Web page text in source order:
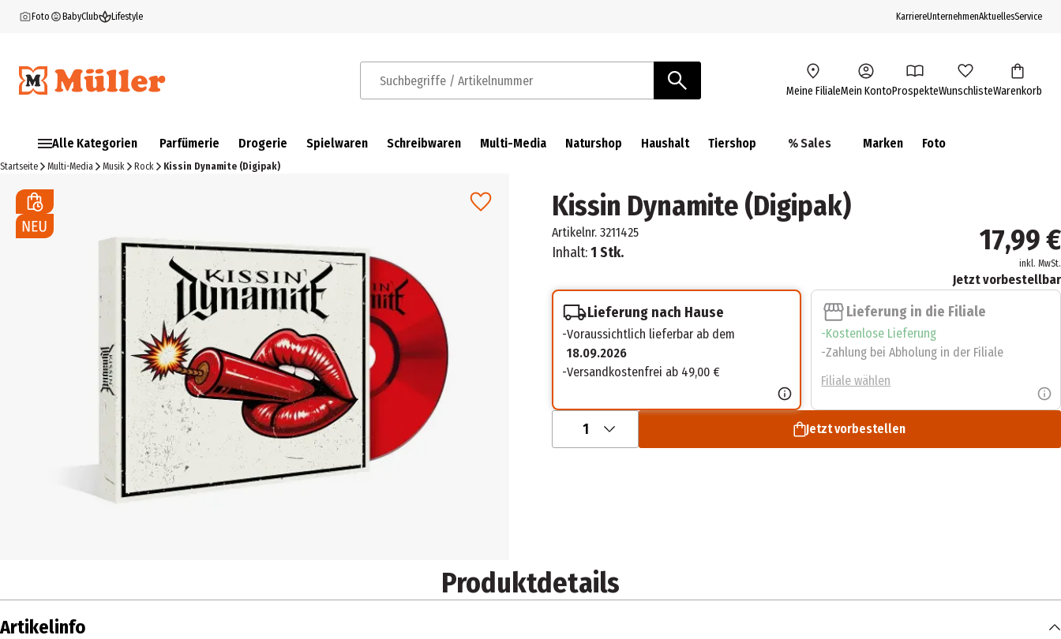
Foto BabyClub Lifestyle KarriereUnternehmenAktuellesService
Suchbegriffe / Artikelnummer Meine FilialeMein KontoProspekteWunschlisteWarenkorb
Alle Kategorien Parfümerie Drogerie Spielwaren Schreibwaren Multi-Media Naturshop Haushalt Tiershop % Sales Marken Foto
Startseite Multi-Media Musik Rock Kissin Dynamite (Digipak)
Kissin Dynamite (Digipak)
Artikelnr. 3211425
Inhalt:1 Stk. 17,99 €
inkl. MwSt.
Jetzt vorbestellbar
Lieferung nach Hause
Voraussichtlich lieferbar ab dem
18.09.2026
Versandkostenfrei ab 49,00 €
Lieferung in die Filiale
Kostenlose Lieferung
Zahlung bei Abholung in der Filiale
Filiale wählen
1 Jetzt vorbestellen
Produktdetails
Artikelinfo